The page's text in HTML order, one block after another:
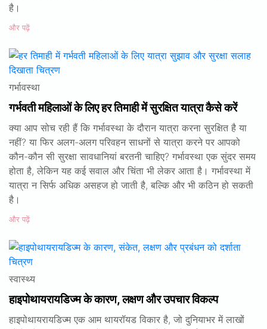
है।
और पढ़ें
गर्भावस्था
गर्भवती महिलाओं के लिए हर तिमाही में सुरक्षित यात्रा कैसे करें
क्या आप सोच रही हैं कि गर्भावस्था के दौरान यात्रा करना सुरक्षित है या
नहीं? या फिर अलग-अलग परिवहन साधनों से यात्रा करने पर आपको
कौन-कौन सी सुरक्षा सावधानियां बरतनी चाहिए? गर्भावस्था एक सुंदर समय
होता है, लेकिन यह कई सवाल और चिंता भी लेकर आता है। गर्भावस्था में
यात्रा न सिर्फ अधिक असहज हो जाती है, बल्कि और भी कठिन हो सकती
है।
और पढ़ें
स्वास्थ्य
हाइपोथायरायडिज्म के कारण, लक्षण और उपचार विकल्प
हाइपोथायरायडिज्म एक आम थायरॉयड विकार है, जो दुनियाभर में लाखों